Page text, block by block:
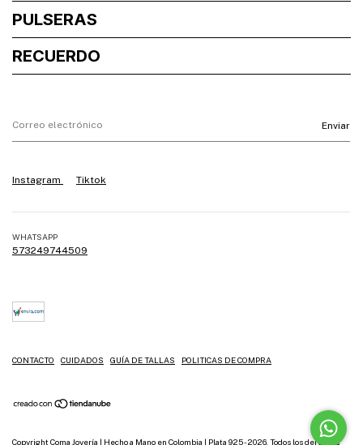
PULSERAS
RECUERDO
Instagram Tiktok
WHATSAPP
573249744509
CONTACTO CUIDADOS GUÍA DE TALLAS POLITICAS DE COMPRA
Copyright Coma Joyería | Hecho a Mano en Colombia | Plata 925 - 2026. Todos los derechos